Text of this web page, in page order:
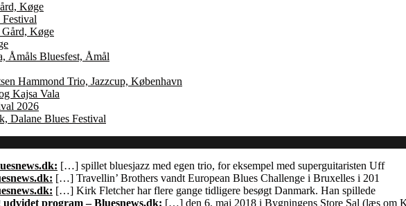
Køge
Køge
Åmåls Bluesfest, Åmål
Hammond Trio, Jazzcup, København
Kajsa Vala
2026
Dalane Blues Festival
[…] spillet bluesjazz med egen trio, for eksempel med superguitaristen Uff
[…] Travellin’ Brothers vandt European Blues Challenge i Bruxelles i 201
[…] Kirk Fletcher har flere gange tidligere besøgt Danmark. Han spillede
program – Bluesnews.dk: […] den 6. maj 2018 i Bygningens Store Sal (læs om